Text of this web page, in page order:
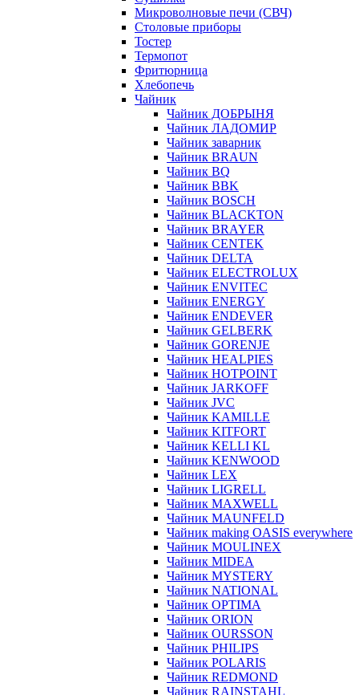
Микроволновые печи (СВЧ)
Столовые приборы
Тостер
Термопот
Фритюрница
Хлебопечь
Чайник
Чайник ДОБРЫНЯ
Чайник ЛАДОМИР
Чайник заварник
Чайник BRAUN
Чайник BQ
Чайник BBK
Чайник BOSCH
Чайник BLACKTON
Чайник BRAYER
Чайник CENTEK
Чайник DELTA
Чайник ELECTROLUX
Чайник ENVITEC
Чайник ENERGY
Чайник ENDEVER
Чайник GELBERK
Чайник GORENJE
Чайник HEALPIES
Чайник HOTPOINT
Чайник JARKOFF
Чайник JVC
Чайник KAMILLE
Чайник KITFORT
Чайник KELLI KL
Чайник KENWOOD
Чайник LEX
Чайник LIGRELL
Чайник MAXWELL
Чайник MAUNFELD
Чайник making OASIS everywhere
Чайник MOULINEX
Чайник MIDEA
Чайник MYSTERY
Чайник NATIONAL
Чайник OPTIMA
Чайник ORION
Чайник OURSSON
Чайник PHILIPS
Чайник POLARIS
Чайник REDMOND
Чайник RAINSTAHL